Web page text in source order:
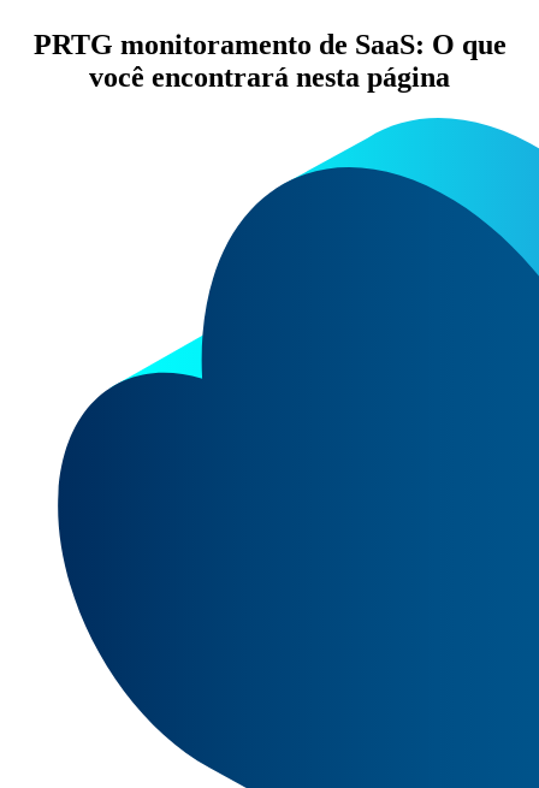
PRTG monitoramento de SaaS: O que
você encontrará nesta página